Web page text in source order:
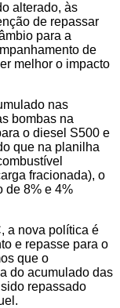
alterado, às
de repassar
para a
de
melhor o impacto
nas
bombas na
o diesel S500 e
que na planilha
fracionada), o
de 8% e 4%
a nova política é
e repasse para o
que o
do acumulado das
repassado